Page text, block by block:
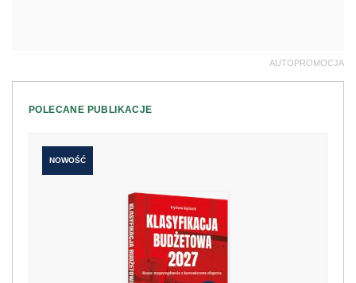
AUTOPROMOCJA
POLECANE PUBLIKACJE
NOWOŚĆ